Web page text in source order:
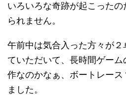
いろいろな奇跡が起こった
られません。
午前中は気合入った方々が２
ていただいて、長時間ゲーム
作なのかなぁ、ボートレー
ました。